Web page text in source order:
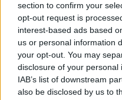
section to confirm your
opt-out request is
interest-based ads based
us or personal information
your opt-out. You may
disclosure of your
IAB’s list of downstream
also be disclosed by us to